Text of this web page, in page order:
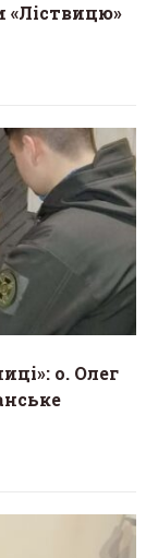
«Ліствицю»
о. Олег